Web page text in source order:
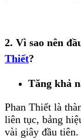
2. Vì sao nên
Thiết?
Tăng khả
Phan Thiết là
liên tục, bảng
vài giây đầu tiên.